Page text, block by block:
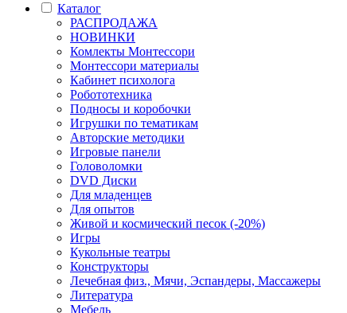
Каталог
РАСПРОДАЖА
НОВИНКИ
Комлекты Монтессори
Монтессори материалы
Кабинет психолога
Робототехника
Подносы и коробочки
Игрушки по тематикам
Авторские методики
Игровые панели
Головоломки
DVD Диски
Для младенцев
Для опытов
Живой и космический песок (-20%)
Игры
Кукольные театры
Конструкторы
Лечебная физ., Мячи, Эспандеры, Массажеры
Литература
Мебель